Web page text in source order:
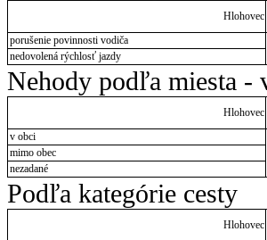
Hlohovec
porušenie povinnosti vodiča
nedovolená rýchlosť jazdy
Nehody podľa miesta -
Hlohovec
v obci
mimo obec
nezadané
Podľa kategórie cesty
Hlohovec